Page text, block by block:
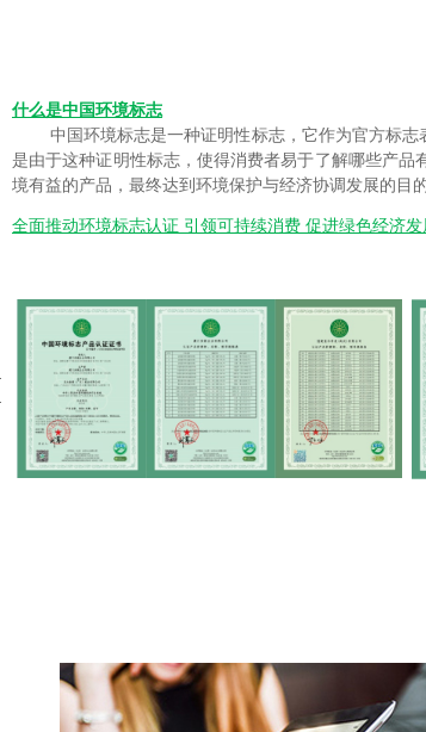
什么是中国环境标志
中国环境标志是一种证明性标志，它作为官方标
是由于这种证明性标志，使得消费者易于了解哪些产
境有益的产品，最终达到环境保护与经济协调发展的目
全面推动环境标志认证 引领可持续消费 促进绿色经济发